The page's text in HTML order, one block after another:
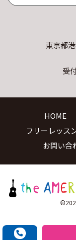
東京都
受
HOME
フリーレッス
お問い合